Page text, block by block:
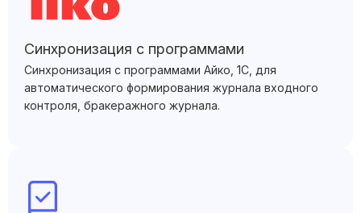
Синхронизация с программами
Синхронизация с программами Айко, 1С, для
автоматического формирования журнала входного
контроля, бракеражного журнала.